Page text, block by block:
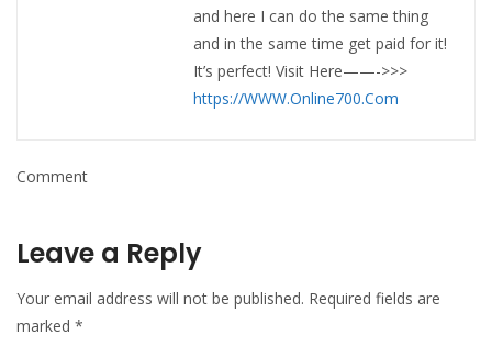
and here I can do the same thing
and in the same time get paid for it!
It’s perfect! Visit Here——->>>
https://WWW.Online700.Com
Comment
Leave a Reply
Your email address will not be published. Required fields are
marked *